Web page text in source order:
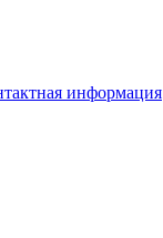
информация